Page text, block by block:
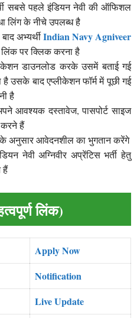
सबसे पहले इंडियन नेवी की ऑफिशल
लिंग के नीचे उपलब्ध है
अभ्यर्थीIndian Navy Agniveer
लिंक पर क्लिक करना है
डाउनलोड करके उसमें बताई गई
है उसके बाद एप्लीकेशन फॉर्म में पूछी गई
है
आवश्यक दस्तावेज, पासपोर्ट साइज
हैं
के अनुसार आवेदनशील का भुगतान करेंगे
नेवी अग्निवीर अप्रेंटिस भर्ती हेतु
हैं
लिंक)
Apply Now
Notification
Live Update